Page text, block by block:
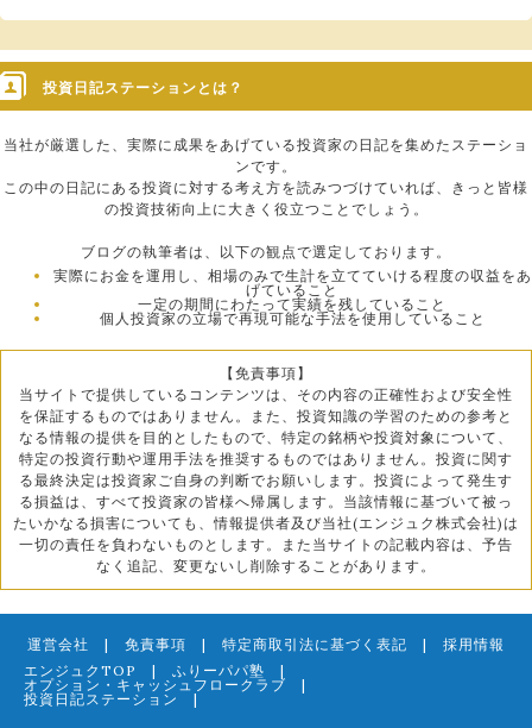
投資日記ステーションとは？
当社が厳選した、実際に成果をあげている投資家の日記を集めたステーショ
ンです。
この中の日記にある投資に対する考え方を読みつづけていれば、きっと皆様
の投資技術向上に大きく役立つことでしょう。
ブログの執筆者は、以下の観点で選定しております。
実際にお金を運用し、相場のみで生計を立てていける程度の収益をあ
げていること
一定の期間にわたって実績を残していること
個人投資家の立場で再現可能な手法を使用していること
【免責事項】
当サイトで提供しているコンテンツは、その内容の正確性および安全性
を保証するものではありません。また、投資知識の学習のための参考と
なる情報の提供を目的としたもので、特定の銘柄や投資対象について、
特定の投資行動や運用手法を推奨するものではありません。投資に関す
る最終決定は投資家ご自身の判断でお願いします。投資によって発生す
る損益は、すべて投資家の皆様へ帰属します。当該情報に基づいて被っ
たいかなる損害についても、情報提供者及び当社(エンジュク株式会社)は
一切の責任を負わないものとします。また当サイトの記載内容は、予告
なく追記、変更ないし削除することがあります。
運営会社 | 免責事項 | 特定商取引法に基づく表記 | 採用情報
エンジュクTOP
| ふりーパパ塾 |
オプション・キャッシュフロークラブ |
投資日記ステーション
|